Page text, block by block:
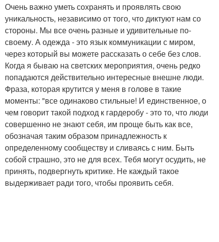
Очень важно уметь сохранять и проявлять свою
уникальность, независимо от того, что диктуют нам со
стороны. Мы все очень разные и удивительные по-
своему. А одежда - это язык коммуникации с миром,
через который вы можете рассказать о себе без слов.
Когда я бываю на светских мероприятия, очень редко
попадаются действительно интересные внешне люди.
Фраза, которая крутится у меня в голове в такие
моменты: "все одинаково стильные! И единственное, о
чем говорит такой подход к гардеробу - это то, что люди
совершенно не знают себя, им проще быть как все,
обозначая таким образом принадлежность к
определенному сообществу и сливаясь с ним. Быть
собой страшно, это не для всех. Тебя могут осудить, не
принять, подвергнуть критике. Не каждый такое
выдерживает ради того, чтобы проявить себя.